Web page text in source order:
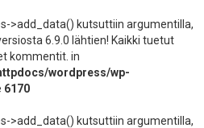
>add_data() kutsuttiin argumentilla,
6.9.0 lähtien! Kaikki tuetut
kommentit. in
wordpress/wp-
6170
>add_data() kutsuttiin argumentilla,